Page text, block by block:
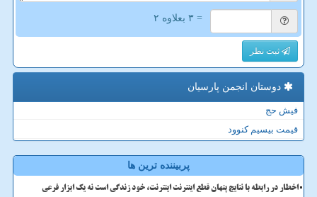
= ۳ بعلاوه ۲
ثبت نظر
دوستان انجمن پارسیان
فیش حج
قیمت بیسیم کنوود
پربیننده ترین ها
اخطار در رابطه با نتایج پنهان قطع اینترنت اینترنت، خود زندگی است نه یک ابزار فرعی